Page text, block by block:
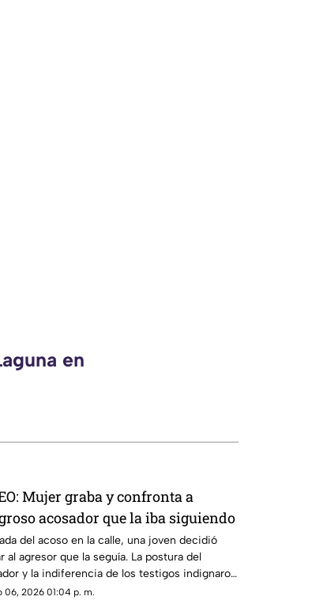
en
Mujer graba y confronta a
acosador que la iba siguiendo
del acoso en la calle, una joven decidió
al agresor que la seguía. La postura del
y la indiferencia de los testigos indignaron
sociales.
06, 2026 01:04 p. m.